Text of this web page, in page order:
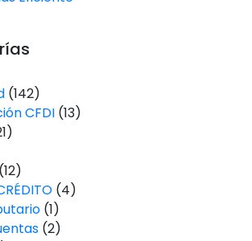
(142)
CFDI(13)
(4)
(1)
(2)